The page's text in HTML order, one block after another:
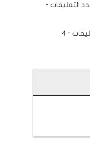
التعليقات -
- 4